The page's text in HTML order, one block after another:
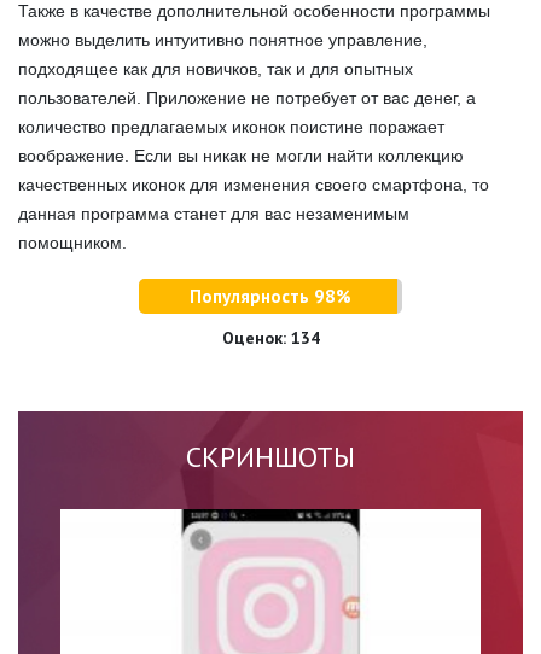
Также в качестве дополнительной особенности программы
можно выделить интуитивно понятное управление,
подходящее как для новичков, так и для опытных
пользователей. Приложение не потребует от вас денег, а
количество предлагаемых иконок поистине поражает
воображение. Если вы никак не могли найти коллекцию
качественных иконок для изменения своего смартфона, то
данная программа станет для вас незаменимым
помощником.
Популярность 98%
Оценок: 134
СКРИНШОТЫ